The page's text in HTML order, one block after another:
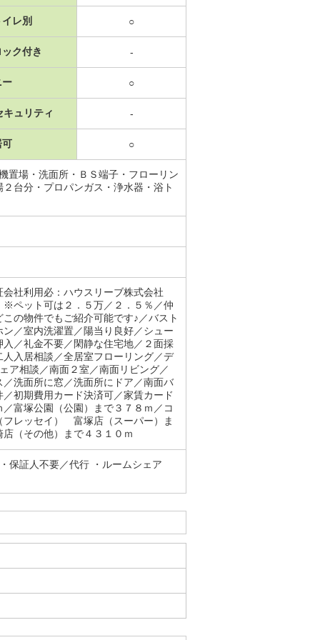
レ別 ○
ク付き -
ー ○
キュリティ -
可 ○
置場・洗面所・ＢＳ端子・フローリン
台分・プロパンガス・浄水器・浴ト
社利用必：ハウスリーブ株式会社
ペット可は２．５万／２．５％／仲
の物件でもご紹介可能です♪／バスト
／室内洗濯置／陽当り良好／シュー
／礼金不要／閑静な住宅地／２面採
入居相談／全居室フローリング／デ
ア相談／南面２室／南面リビング／
洗面所に窓／洗面所にドア／南面バ
初期費用カード決済可／家賃カード
富塚公園（公園）まで３７８ｍ／コ
フレッセイ） 富塚店（スーパー）ま
（その他）まで４３１０ｍ
保証人不要／代行 ・ルームシェア